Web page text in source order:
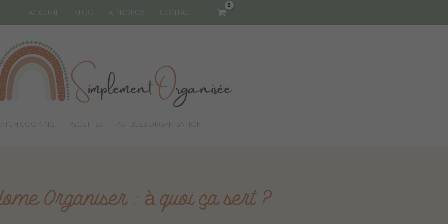
ACCUEIL BLOG A PROPOS CONTACT
COOKING RECETTES ASTUCES ORGANISATION
Organiser : à quoi ça sert ?